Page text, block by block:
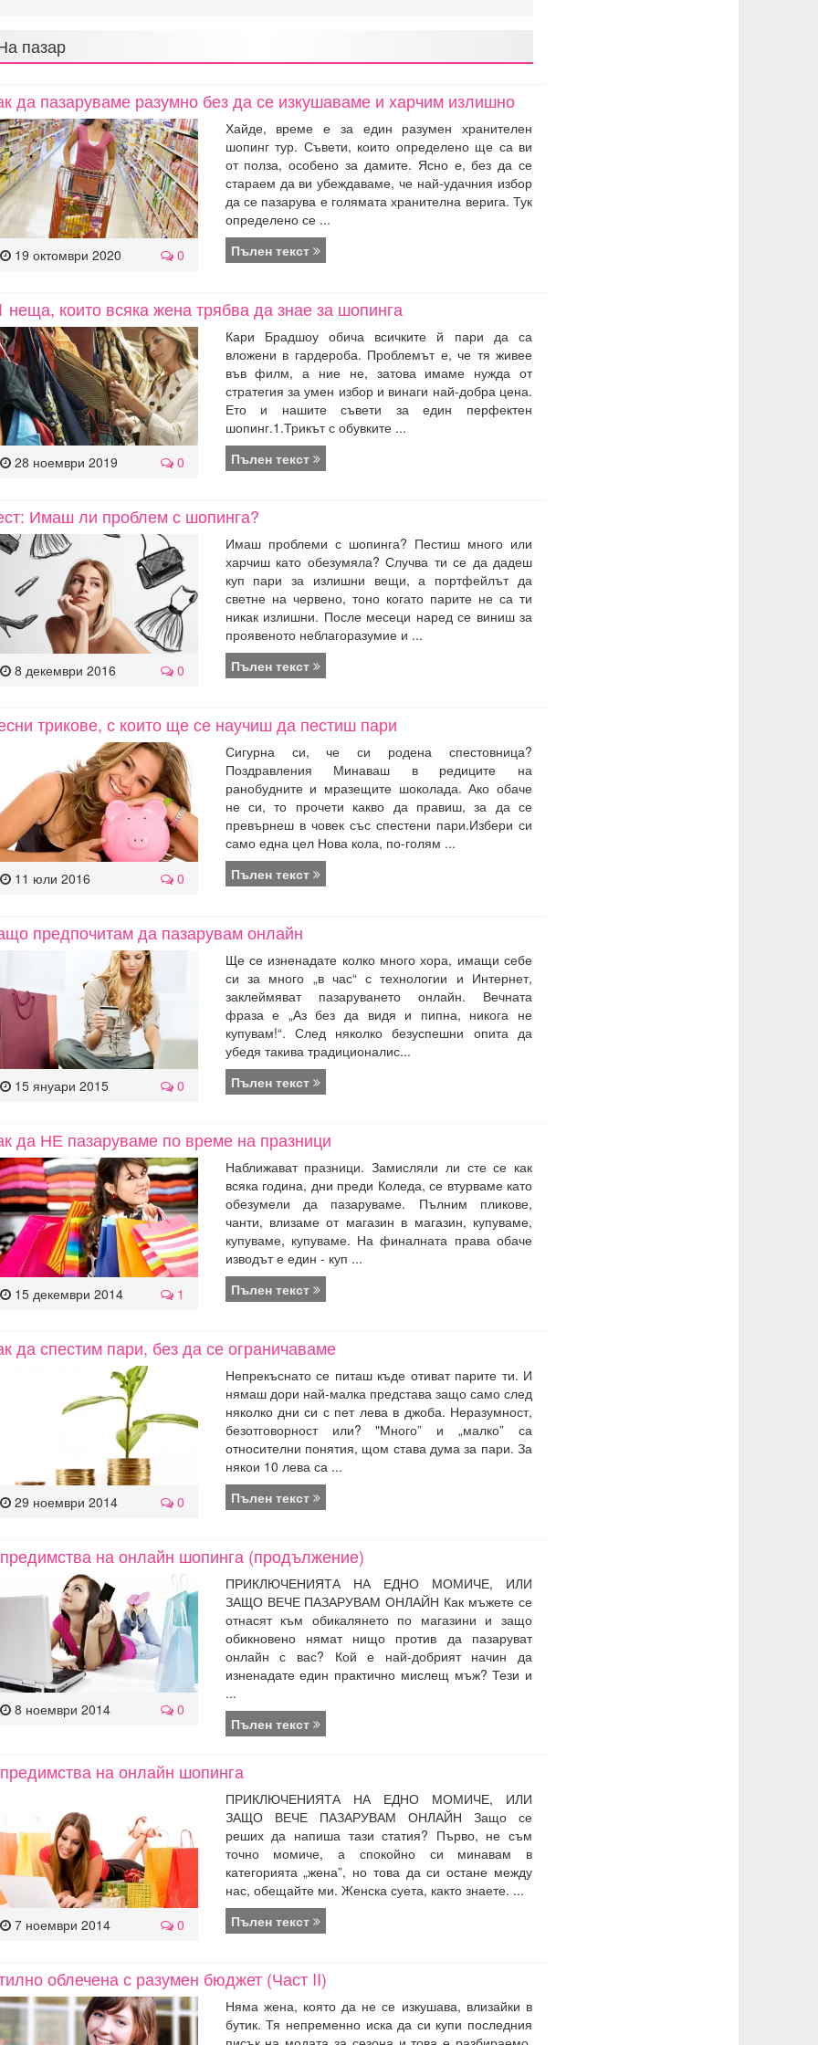
пазар
да пазаруваме разумно без да се изкушаваме и харчим излишно
19 октомври 2020 0
Хайде, време е за един разумен хранителен
шопинг тур. Съвети, които определено ще са ви
от полза, особено за дамите. Ясно е, без да се
стараем да ви убеждаваме, че най-удачния избор
да се пазарува е голямата хранителна верига. Тук
определено се ...
Пълен текст
неща, които всяка жена трябва да знае за шопинга
28 ноември 2019 0
Кари Брадшоу обича всичките й пари да са
вложени в гардероба. Проблемът е, че тя живее
във филм, а ние не, затова имаме нужда от
стратегия за умен избор и винаги най-добра цена.
Ето и нашите съвети за един перфектен
шопинг.1.Трикът с обувките ...
Пълен текст
Имаш ли проблем с шопинга?
8 декември 2016 0
Имаш проблеми с шопинга? Пестиш много или
харчиш като обезумяла? Случва ти се да дадеш
куп пари за излишни вещи, а портфейлът да
светне на червено, тоно когато парите не са ти
никак излишни. После месеци наред се виниш за
проявеното неблагоразумие и ...
Пълен текст
трикове, с които ще се научиш да пестиш пари
11 юли 2016 0
Сигурна си, че си родена спестовница?
Поздравления Минаваш в редиците на
ранобудните и мразещите шоколада. Ако обаче
не си, то прочети какво да правиш, за да се
превърнеш в човек със спестени пари.Избери си
само една цел Нова кола, по-голям ...
Пълен текст
предпочитам да пазарувам онлайн
15 януари 2015 0
Ще се изненадате колко много хора, имащи себе
си за много „в час“ с технологии и Интернет,
заклеймяват пазаруването онлайн. Вечната
фраза е „Аз без да видя и пипна, никога не
купувам!“. След няколко безуспешни опита да
убедя такива традиционалис...
Пълен текст
да НЕ пазаруваме по време на празници
15 декември 2014 1
Наближават празници. Замисляли ли сте се как
всяка година, дни преди Коледа, се втурваме като
обезумели да пазаруваме. Пълним пликове,
чанти, влизаме от магазин в магазин, купуваме,
купуваме, купуваме. На финалната права обаче
изводът е един - куп ...
Пълен текст
да спестим пари, без да се ограничаваме
29 ноември 2014 0
Непрекъснато се питаш къде отиват парите ти. И
нямаш дори най-малка представа защо само след
няколко дни си с пет лева в джоба. Неразумност,
безотговорност или? "Много” и „малко” са
относителни понятия, щом става дума за пари. За
някои 10 лева са ...
Пълен текст
на онлайн шопинга (продължение)
8 ноември 2014 0
ПРИКЛЮЧЕНИЯТА НА ЕДНО МОМИЧЕ, ИЛИ
ЗАЩО ВЕЧЕ ПАЗАРУВАМ ОНЛАЙН Как мъжете се
отнасят към обикалянето по магазини и защо
обикновено нямат нищо против да пазаруват
онлайн с вас? Кой е най-добрият начин да
изненадате един практично мислещ мъж? Тези и
...
Пълен текст
на онлайн шопинга
7 ноември 2014 0
ПРИКЛЮЧЕНИЯТА НА ЕДНО МОМИЧЕ, ИЛИ
ЗАЩО ВЕЧЕ ПАЗАРУВАМ ОНЛАЙН Защо се
реших да напиша тази статия? Първо, не съм
точно момиче, а спокойно си минавам в
категорията „жена”, но това да си остане между
нас, обещайте ми. Женска суета, както знаете. ...
Пълен текст
облечена с разумен бюджет (Част II)
Няма жена, която да не се изкушава, влизайки в
бутик. Тя непременно иска да си купи последния